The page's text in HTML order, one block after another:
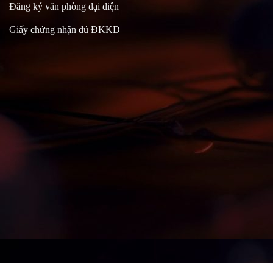
Đăng ký văn phòng đại diện
Giấy chứng nhận đủ ĐKKD